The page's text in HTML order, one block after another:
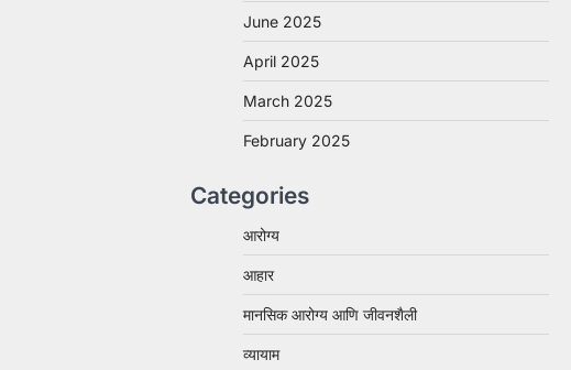
June 2025
April 2025
March 2025
February 2025
Categories
आरोग्य
आहार
मानसिक आरोग्य आणि जीवनशैली
व्यायाम